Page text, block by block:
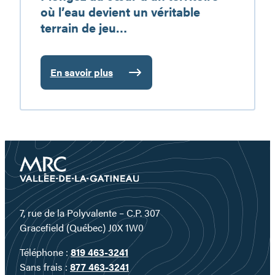
où l’eau devient un véritable
terrain de jeu…
En savoir plus
:
Plongez
au
d’un
territoire
où
l’eau
devient
un
véritable
terrain
de
jeu…
7, rue de la Polyvalente – C.P. 307
Gracefield (Québec) J0X 1W0
Téléphone :819 463-3241
Sans frais : 877 463-3241